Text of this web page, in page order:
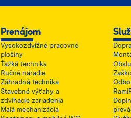
Prenájom
Vysokozdvižné pracovné
plošiny
Ťažká technika
Ručné náradie
Záhradná technika
Stavebné výťahy a
zdvíhacie zariadenia
Malá mechanizácia